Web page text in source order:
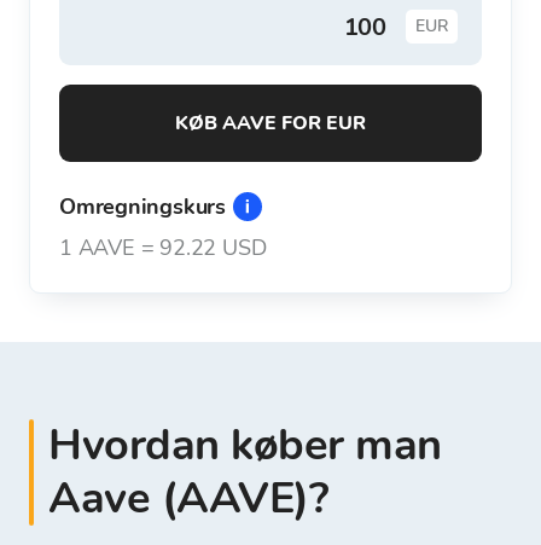
EUR
KØB AAVE FOR EUR
Omregningskurs
1 AAVE = 92.22 USD
Hvordan køber man
Aave (AAVE)?